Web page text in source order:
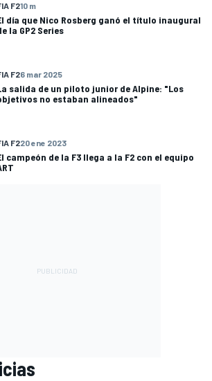
F210 m
día que Nico Rosberg ganó el título inaugural
la GP2 Series
F26 mar 2025
salida de un piloto junior de Alpine: "Los
no estaban alineados"
F220 ene 2023
campeón de la F3 llega a la F2 con el equipo